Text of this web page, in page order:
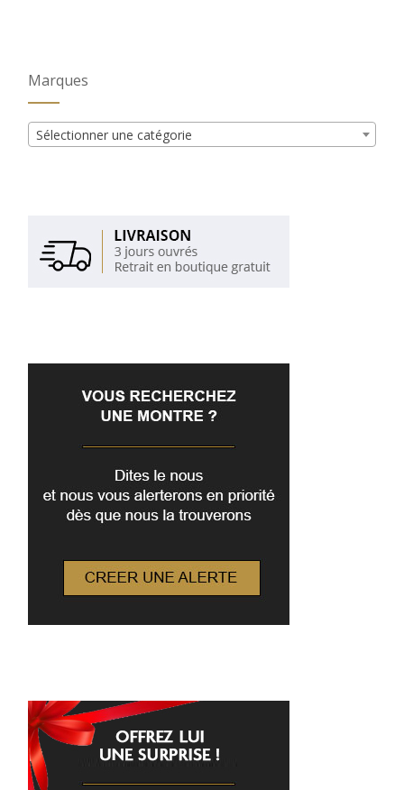
Marques
Sélectionner une catégorie